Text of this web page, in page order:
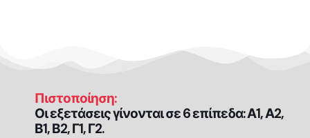
Πιστοποίηση:
Οι εξετάσεις γίνονται σε 6 επίπεδα: Α1, Α2,
Β1, Β2, Γ1, Γ2.